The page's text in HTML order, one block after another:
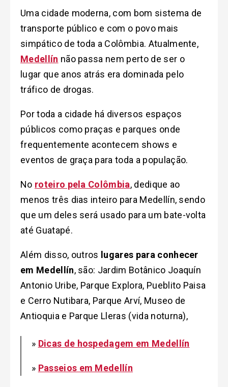
Uma cidade moderna, com bom sistema de
transporte público e com o povo mais
simpático de toda a Colômbia. Atualmente,
Medellín não passa nem perto de ser o
lugar que anos atrás era dominada pelo
tráfico de drogas.
Por toda a cidade há diversos espaços
públicos como praças e parques onde
frequentemente acontecem shows e
eventos de graça para toda a população.
No roteiro pela Colômbia, dedique ao
menos três dias inteiro para Medellín, sendo
que um deles será usado para um bate-volta
até Guatapé.
Além disso, outros lugares para conhecer
em Medellín, são: Jardim Botânico Joaquín
Antonio Uribe, Parque Explora, Pueblito Paisa
e Cerro Nutibara, Parque Arví, Museo de
Antioquia e Parque Lleras (vida noturna),
» Dicas de hospedagem em Medellín
» Passeios em Medellín